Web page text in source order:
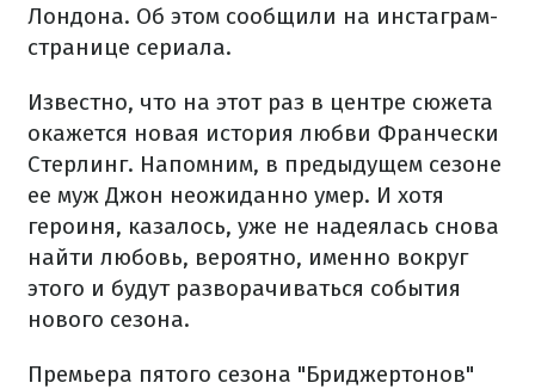
Лондона. Об этом сообщили на инстаграм-
странице сериала.
Известно, что на этот раз в центре сюжета
окажется новая история любви Франчески
Стерлинг. Напомним, в предыдущем сезоне
ее муж Джон неожиданно умер. И хотя
героиня, казалось, уже не надеялась снова
найти любовь, вероятно, именно вокруг
этого и будут разворачиваться события
нового сезона.
Премьера пятого сезона "Бриджертонов"